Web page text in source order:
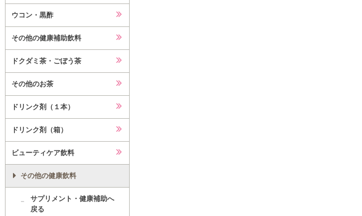
ウコン・黒酢
その他の健康補助飲料
ドクダミ茶・ごぼう茶
その他のお茶
ドリンク剤（１本）
ドリンク剤（箱）
ビューティケア飲料
その他の健康飲料
サプリメント・健康補助へ
戻る